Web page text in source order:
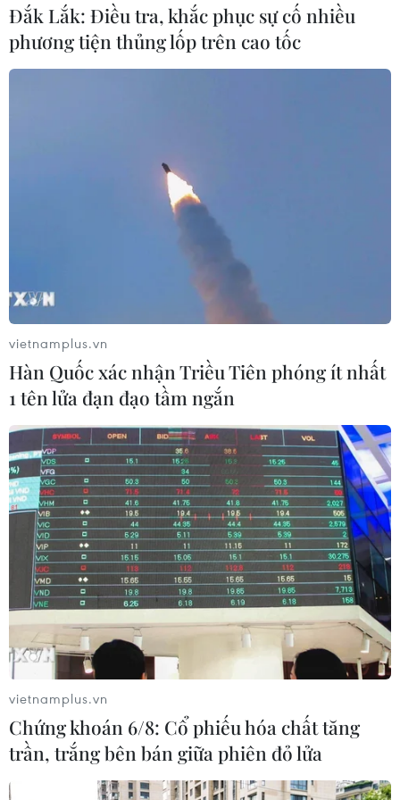
Mặc dù chỉ gói gọn trong hơn 100 trang sách nhưng
“Nét duyên góa phụ” là câu chuyện lớn về sự sống. Ở
đó, Alice Ferney đã mô tả thế giới của người phụ nữ
Đắk Lắk: Điều tra, khắc phục sự cố nhiều
phương tiện thủng lốp trên cao tốc
vietnamplus.vn
Hàn Quốc xác nhận Triều Tiên phóng ít nhất
1 tên lửa đạn đạo tầm ngắn
vietnamplus.vn
Chứng khoán 6/8: Cổ phiếu hóa chất tăng
trần, trắng bên bán giữa phiên đỏ lửa